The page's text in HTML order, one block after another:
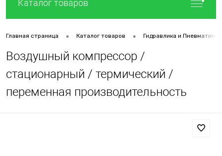
Каталог товаров
Главная страница • Каталог товаров • Гидравлика и Пневматика
Воздушный компрессор /
стационарный / термический /
переменная производительность